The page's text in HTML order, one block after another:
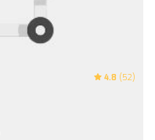
4.8 (52)